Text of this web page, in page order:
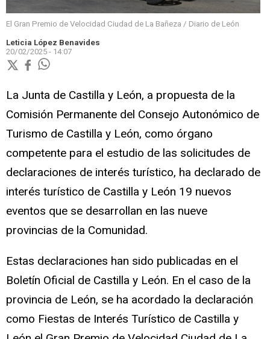
El Gran Premio de Velocidad Ciudad de La Bañeza / Diario de León
Leticia López Benavides
20/02/2025 - 14:07
La Junta de Castilla y León, a propuesta de la
Comisión Permanente del Consejo Autonómico de
Turismo de Castilla y León, como órgano
competente para el estudio de las solicitudes de
declaraciones de interés turístico, ha declarado de
interés turístico de Castilla y León 19 nuevos
eventos que se desarrollan en las nueve
provincias de la Comunidad.
Estas declaraciones han sido publicadas en el
Boletín Oficial de Castilla y León. En el caso de la
provincia de León, se ha acordado la declaración
como Fiestas de Interés Turístico de Castilla y